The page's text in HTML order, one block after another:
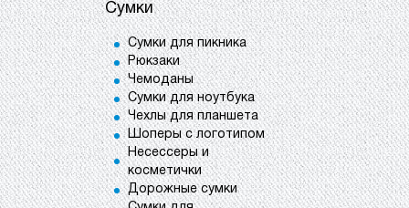
Сумки
Сумки для пикника
Рюкзаки
Чемоданы
Сумки для ноутбука
Чехлы для планшета
Шоперы с логотипом
Несессеры и
косметички
Дорожные сумки